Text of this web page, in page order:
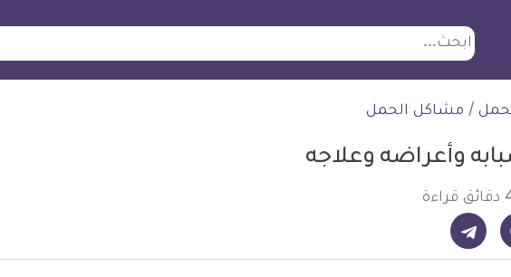
ابحث
/ مشاكل الحمل
وأعراضه وعلاجه
قراءة
شارك على فايبر - ديلي ميديكال انفو شارك على تيليجرام - ديلي ميديكال انفو